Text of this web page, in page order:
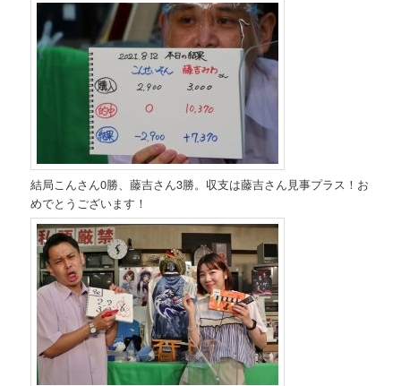
結局こんさん0勝、藤吉さん3勝。収支は藤吉さん見事プラス！お
めでとうございます！